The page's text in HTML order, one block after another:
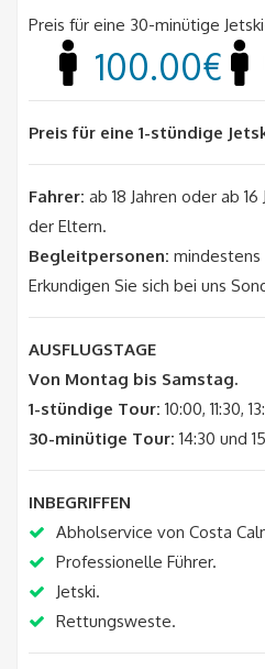
Preis für eine 30-minütige
100.00€
Preis für eine 1-stündige
Fahrer: ab 18 Jahren oder ab
der Eltern.
Begleitpersonen: mindestens
Erkundigen Sie sich bei uns
AUSFLUGSTAGE
Von Montag bis Samstag.
1-stündige Tour: 10:00, 11:30,
30-minütige Tour: 14:30 und
INBEGRIFFEN
Abholservice von Costa
Professionelle Führer.
Jetski.
Rettungsweste.